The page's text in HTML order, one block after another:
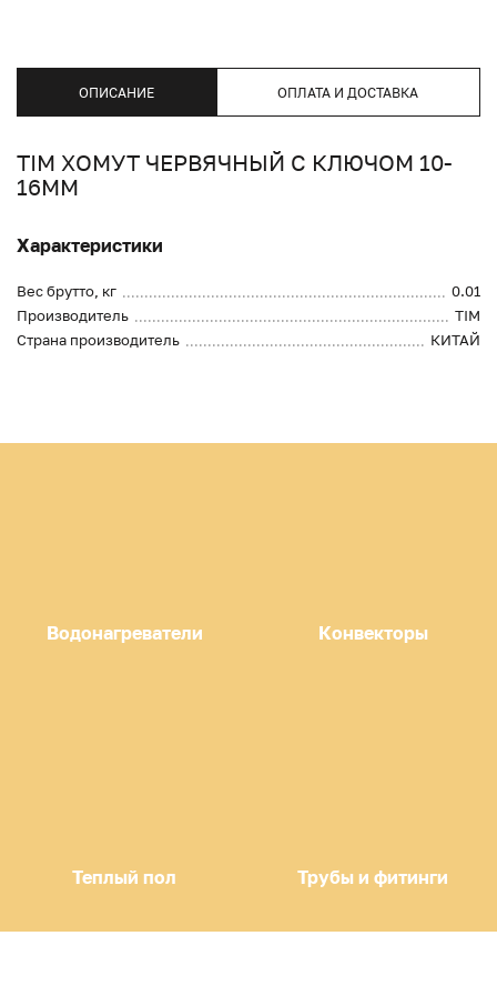
ОПИСАНИЕ ОПЛАТА И ДОСТАВКА
TIM ХОМУТ ЧЕРВЯЧНЫЙ С КЛЮЧОМ 10-
16ММ
Характеристики
Вес брутто, кг
0.01
Производитель
TIM
Страна производитель
КИТАЙ
Водонагреватели Конвекторы
Теплый пол Трубы и фитинги